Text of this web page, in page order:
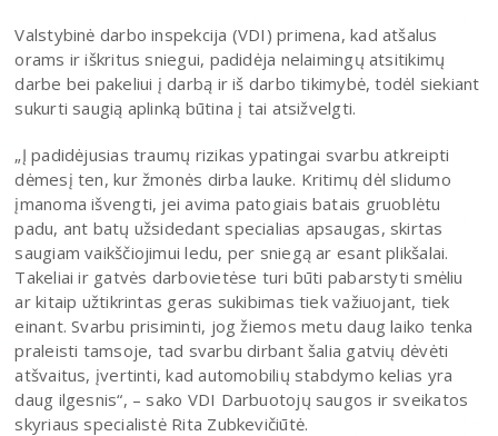
Valstybinė darbo inspekcija (VDI) primena, kad atšalus
orams ir iškritus sniegui, padidėja nelaimingų atsitikimų
darbe bei pakeliui į darbą ir iš darbo tikimybė, todėl siekiant
sukurti saugią aplinką būtina į tai atsižvelgti.
„Į padidėjusias traumų rizikas ypatingai svarbu atkreipti
dėmesį ten, kur žmonės dirba lauke. Kritimų dėl slidumo
įmanoma išvengti, jei avima patogiais batais gruoblėtu
padu, ant batų užsidedant specialias apsaugas, skirtas
saugiam vaikščiojimui ledu, per sniegą ar esant plikšalai.
Takeliai ir gatvės darbovietėse turi būti pabarstyti smėliu
ar kitaip užtikrintas geras sukibimas tiek važiuojant, tiek
einant. Svarbu prisiminti, jog žiemos metu daug laiko tenka
praleisti tamsoje, tad svarbu dirbant šalia gatvių dėvėti
atšvaitus, įvertinti, kad automobilių stabdymo kelias yra
daug ilgesnis“, – sako VDI Darbuotojų saugos ir sveikatos
skyriaus specialistė Rita Zubkevičiūtė.